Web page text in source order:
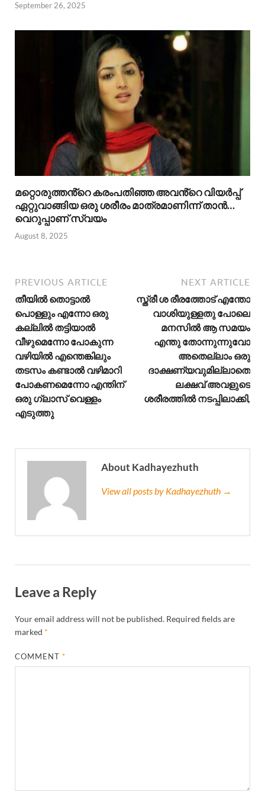
September 26, 2025
മറ്റൊരുത്തൻ്റെ കരംപതിഞ്ഞ അവൻ്റെ വിയർപ്പ്
ഏറ്റുവാങ്ങിയ ഒരു ശരീരം മാത്രമാണിന്ന് താൻ…
വെറുപ്പാണ് സ്വയം
August 8, 2025
PREVIOUS ARTICLE
തീയിൽ തൊട്ടാൽ
പൊള്ളും എന്നോ ഒരു
കല്ലിൽ തട്ടിയാൽ
വീഴുമെന്നോ പോകുന്ന
വഴിയിൽ എന്തെങ്കിലും
തടസം കണ്ടാൽ വഴിമാറി
പോകണമെന്നോ എന്തിന്
ഒരു ഗ്ലാസ്‌ വെള്ളം
എടുത്തു
NEXT ARTICLE
സ്ത്രീ ശ രീരത്തോട് എന്തോ
വാശിയുള്ളതു പോലെ
മനസിൽ ആ സമയം
എന്തു തോന്നുന്നുവോ
അതെല്ലാം ഒരു
ദാക്ഷണ്യവുമില്ലാതെ
ലക്ഷവ് അവളുടെ
ശരീരത്തിൽ നടപ്പിലാക്കി,
About Kadhayezhuth
View all posts by Kadhayezhuth →
Leave a Reply
Your email address will not be published. Required fields are
marked *
COMMENT*